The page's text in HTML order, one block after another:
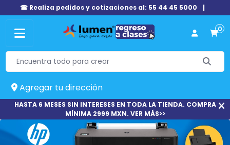
☎ Realiza pedidos y cotizaciones al: 55 44 45 5000 |
0
Agregar tu dirección
HASTA 6 MESES SIN INTERESES EN TODA LA TIENDA. COMPRA
MÍNIMA 2999 MXN. VER MÁS>>